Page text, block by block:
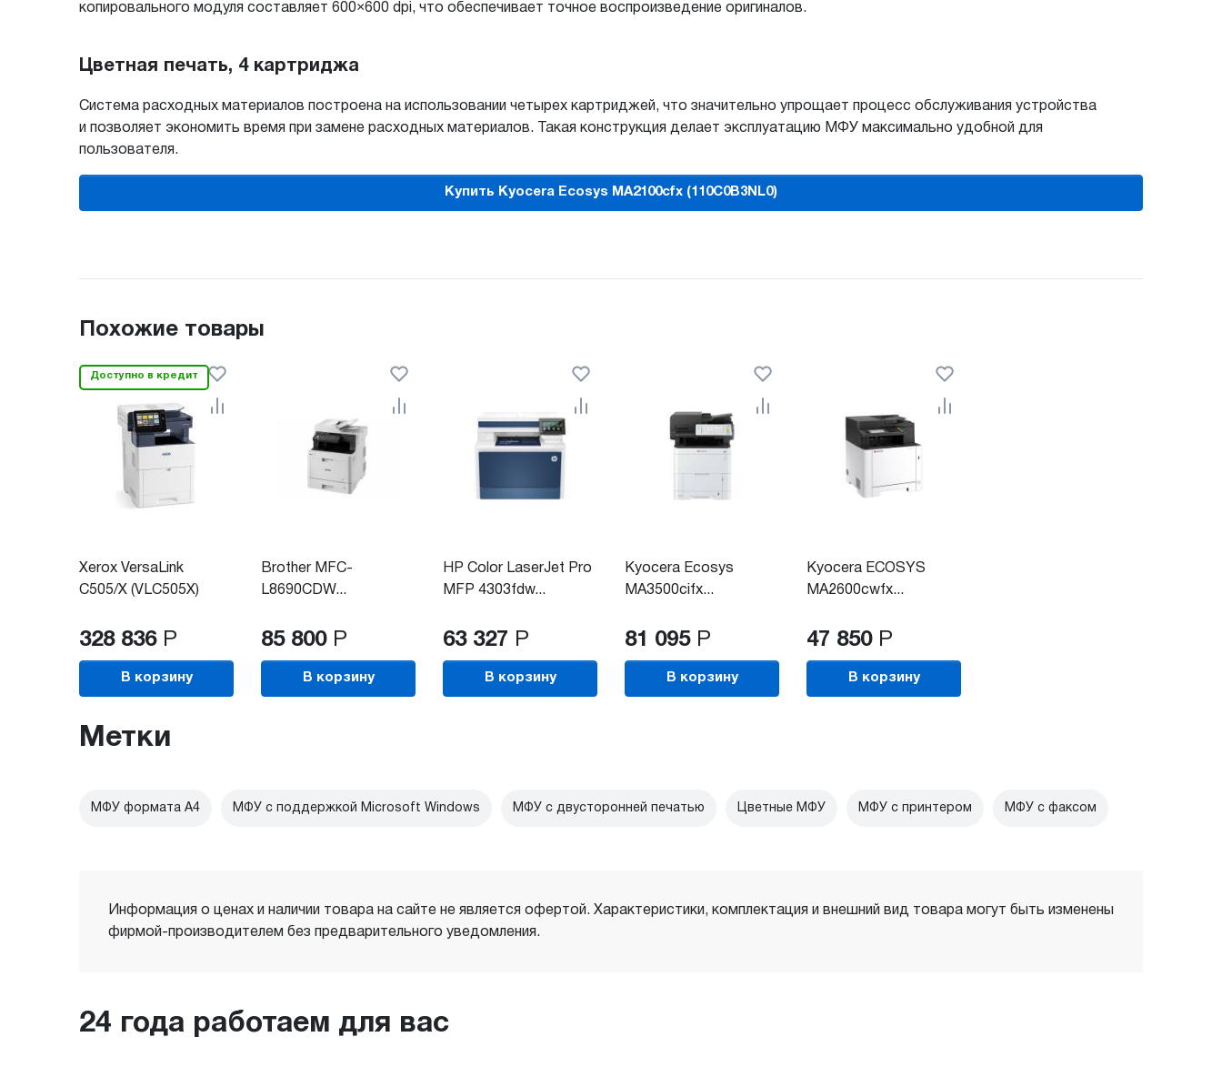
копировального модуля составляет 600×600 dpi, что обеспечивает точное воспроизведение оригиналов.
Цветная печать, 4 картриджа
Система расходных материалов построена на использовании четырех картриджей, что значительно упрощает процесс обслуживания устройства
и позволяет экономить время при замене расходных материалов. Такая конструкция делает эксплуатацию МФУ максимально удобной для
пользователя.
Купить Kyocera Ecosys MA2100cfx (110C0B3NL0)
Похожие товары
Доступно в кредит
Xerox VersaLink
C505/X (VLC505X)
328 836 Р
В корзину
Brother MFC-
L8690CDW...
85 800 Р
В корзину
HP Color LaserJet Pro
MFP 4303fdw...
63 327 Р
В корзину
Kyocera Ecosys
MA3500cifx...
81 095 Р
В корзину
Kyocera ECOSYS
MA2600cwfx...
47 850 Р
В корзину
Метки
МФУ формата А4 МФУ с поддержкой Microsoft Windows МФУ с двусторонней печатью Цветные МФУ МФУ с принтером МФУ с факсом
Информация о ценах и наличии товара на сайте не является офертой. Характеристики, комплектация и внешний вид товара могут быть изменены
фирмой-производителем без предварительного уведомления.
24 года работаем для вас